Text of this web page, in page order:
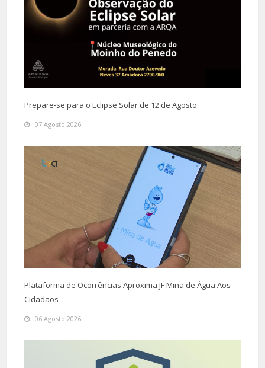
Prepare-se para o Eclipse Solar de 12 de Agosto
07 Agosto 2026
Plataforma de Ocorrências Aproxima JF Mina de Água Aos
Cidadãos
06 Agosto 2026